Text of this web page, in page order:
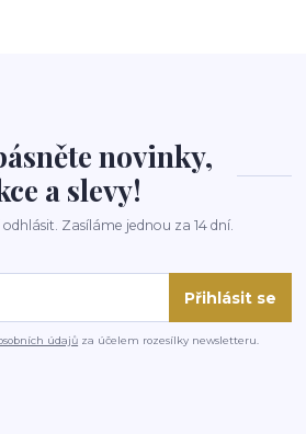
novinky,
a slevy!
Zasíláme jednou za 14 dní.
Přihlásit se
údajů za účelem rozesílky newsletteru.